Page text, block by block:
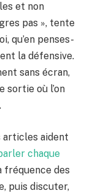
et non
pas », tente
qu’en penses-
la défensive.
sans écran,
sortie où l’on
aident
chaque
fréquence des
puis discuter,